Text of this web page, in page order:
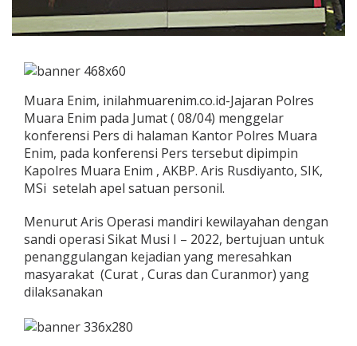
Muara Enim, inilahmuarenim.co.id-Jajaran Polres
Muara Enim pada Jumat ( 08/04) menggelar
konferensi Pers di halaman Kantor Polres Muara
Enim, pada konferensi Pers tersebut dipimpin
Kapolres Muara Enim , AKBP. Aris Rusdiyanto, SIK,
MSi setelah apel satuan personil.
Menurut Aris Operasi mandiri kewilayahan dengan
sandi operasi Sikat Musi I – 2022, bertujuan untuk
penanggulangan kejadian yang meresahkan
masyarakat (Curat , Curas dan Curanmor) yang
dilaksanakan